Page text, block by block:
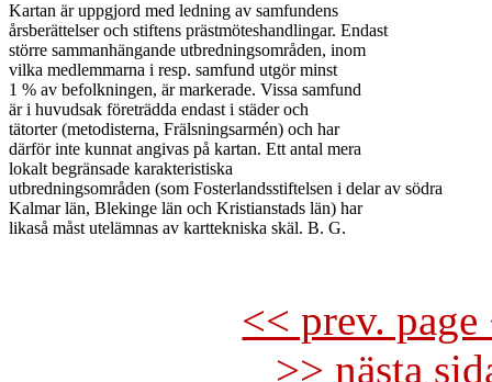
Kartan är uppgjord med ledning av samfundens
årsberättelser och stiftens prästmöteshandlingar. Endast
större sammanhängande utbredningsområden, inom
vilka medlemmarna i resp. samfund utgör minst
1 % av befolkningen, är markerade. Vissa samfund
är i huvudsak företrädda endast i städer och
tätorter (metodisterna, Frälsningsarmén) och har
därför inte kunnat angivas på kartan. Ett antal mera
lokalt begränsade karakteristiska
utbredningsområden (som Fosterlandsstiftelsen i delar av södra
Kalmar län, Blekinge län och Kristianstads län) har
likaså måst utelämnas av karttekniska skäl. B. G.
<< prev.
>> nästa